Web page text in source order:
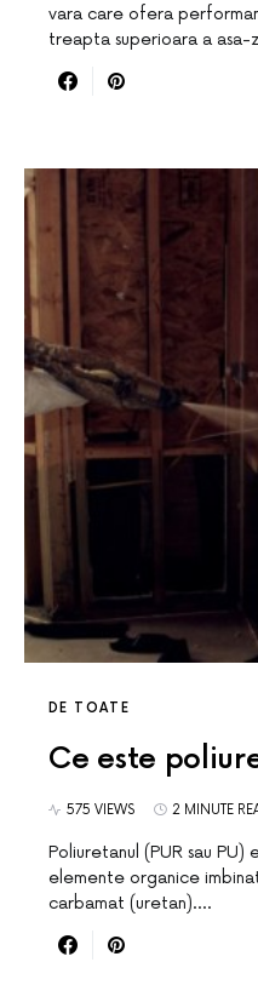
vara care ofera
treapta superioara a asa-
DE TOATE
Ce este
575 VIEWS 2 MINUTE
Poliuretanul (PUR sau PU)
elemente organice
carbamat (uretan).…